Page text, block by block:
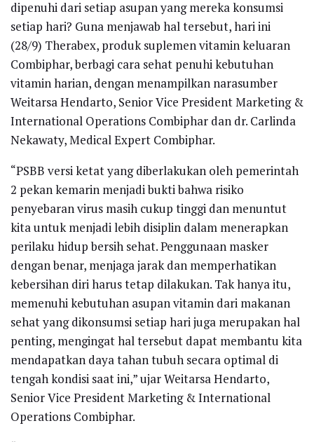
dipenuhi dari setiap asupan yang mereka konsumsi
setiap hari? Guna menjawab hal tersebut, hari ini
(28/9) Therabex, produk suplemen vitamin keluaran
Combiphar, berbagi cara sehat penuhi kebutuhan
vitamin harian, dengan menampilkan narasumber
Weitarsa Hendarto, Senior Vice President Marketing &
International Operations Combiphar dan dr. Carlinda
Nekawaty, Medical Expert Combiphar.
“PSBB versi ketat yang diberlakukan oleh pemerintah
2 pekan kemarin menjadi bukti bahwa risiko
penyebaran virus masih cukup tinggi dan menuntut
kita untuk menjadi lebih disiplin dalam menerapkan
perilaku hidup bersih sehat. Penggunaan masker
dengan benar, menjaga jarak dan memperhatikan
kebersihan diri harus tetap dilakukan. Tak hanya itu,
memenuhi kebutuhan asupan vitamin dari makanan
sehat yang dikonsumsi setiap hari juga merupakan hal
penting, mengingat hal tersebut dapat membantu kita
mendapatkan daya tahan tubuh secara optimal di
tengah kondisi saat ini,” ujar Weitarsa Hendarto,
Senior Vice President Marketing & International
Operations Combiphar.